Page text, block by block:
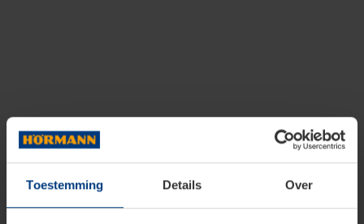
Toestemming Details Over